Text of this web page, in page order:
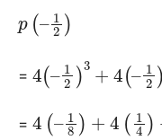
(–
2
=
4 ( 1 2)3 4 ( 12
1
=
4 (– 18) + ( 14 +